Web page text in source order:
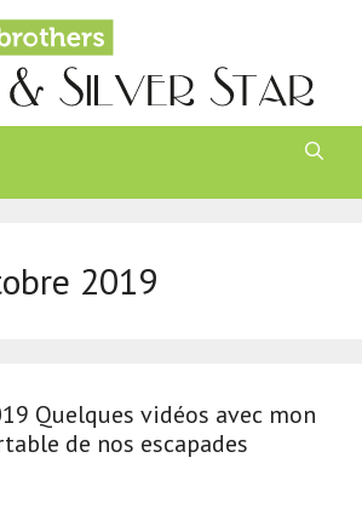
2019
Quelques vidéos avec mon
de nos escapades